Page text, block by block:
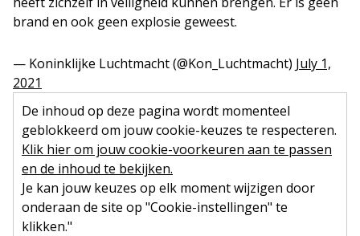
brand en ook geen explosie geweest.
— Koninklijke Luchtmacht (@Kon_Luchtmacht) July 1,
2021
De inhoud op deze pagina wordt momenteel
geblokkeerd om jouw cookie-keuzes te respecteren.
Klik hier om jouw cookie-voorkeuren aan te passen
en de inhoud te bekijken.
Je kan jouw keuzes op elk moment wijzigen door
onderaan de site op "Cookie-instellingen" te
klikken."